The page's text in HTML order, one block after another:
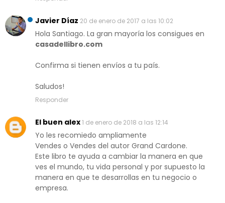
Javier Díaz 20 de enero de 2017 a las 10:02
Hola Santiago. La gran mayoría los consigues en
casadellibro.com
Confirma si tienen envíos a tu país.
Saludos!
Responder
El buen alex1 de enero de 2018 a las 12:14
Yo les recomiedo ampliamente
Vendes o Vendes del autor Grand Cardone.
Este libro te ayuda a cambiar la manera en que
ves el mundo, tu vida personal y por supuesto la
manera en que te desarrollas en tu negocio o
empresa.